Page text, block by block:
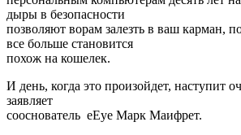
дыры в безопасности
позволяют ворам залезть в ваш карман,
все больше становится
похож на кошелек.
И день, когда это произойдет, наступит
заявляет
сооснователь eEye Марк Маифрет.